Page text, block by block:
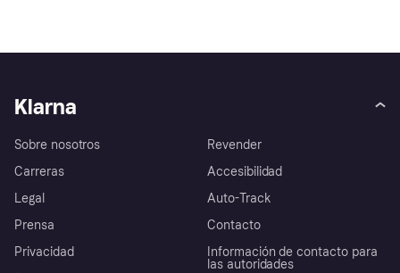
Klarna
Sobre nosotros
Carreras
Legal
Prensa
Privacidad
Revender
Accesibilidad
Auto-Track
Contacto
Información de contacto para
las autoridades